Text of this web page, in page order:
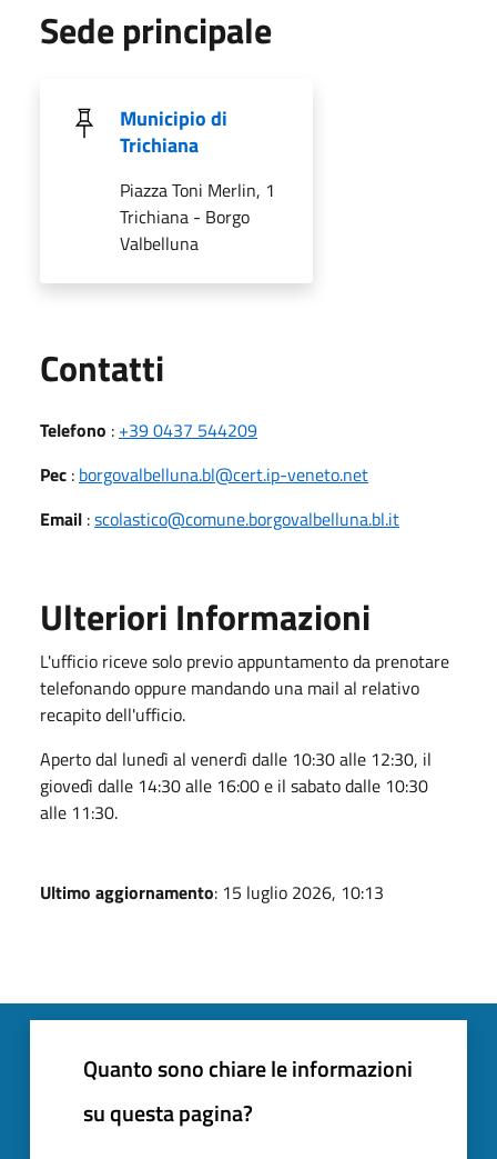
Sede principale
Municipio di
Trichiana
Piazza Toni Merlin, 1
Trichiana - Borgo
Valbelluna
Contatti
Telefono : +39 0437 544209
Pec : borgovalbelluna.bl@cert.ip-veneto.net
Email :scolastico@comune.borgovalbelluna.bl.it
Ulteriori Informazioni
L'ufficio riceve solo previo appuntamento da prenotare
telefonando oppure mandando una mail al relativo
recapito dell'ufficio.
Aperto dal lunedì al venerdì dalle 10:30 alle 12:30, il
giovedì dalle 14:30 alle 16:00 e il sabato dalle 10:30
alle 11:30.
Ultimo aggiornamento: 15 luglio 2026, 10:13
Quanto sono chiare le informazioni
su questa pagina?